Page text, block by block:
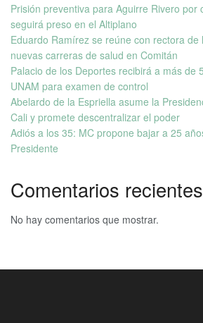
Prisión preventiva para Aguirre Rivero por
seguirá preso en el Altiplano
Eduardo Ramírez se reúne con rectora de
nuevas carreras de salud en Comitán
Palacio de los Deportes recibirá a más de
UNAM para examen de control
Abelardo de la Espriella asume la
Cali y promete descentralizar el poder
Adiós a los 35: MC propone bajar a 25
Presidente
Comentarios recientes
No hay comentarios que mostrar.